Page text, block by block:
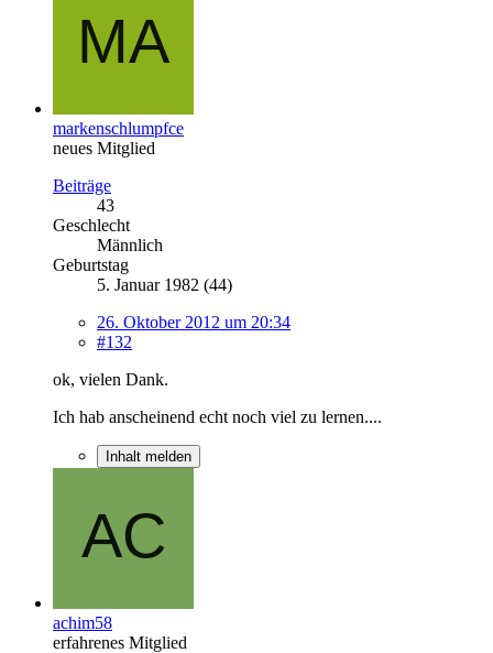
markenschlumpfce
neues Mitglied
Beiträge
43
Geschlecht
Männlich
Geburtstag
5. Januar 1982 (44)
26. Oktober 2012 um 20:34
#132
ok, vielen Dank.
Ich hab anscheinend echt noch viel zu lernen....
Inhalt melden
achim58
erfahrenes Mitglied